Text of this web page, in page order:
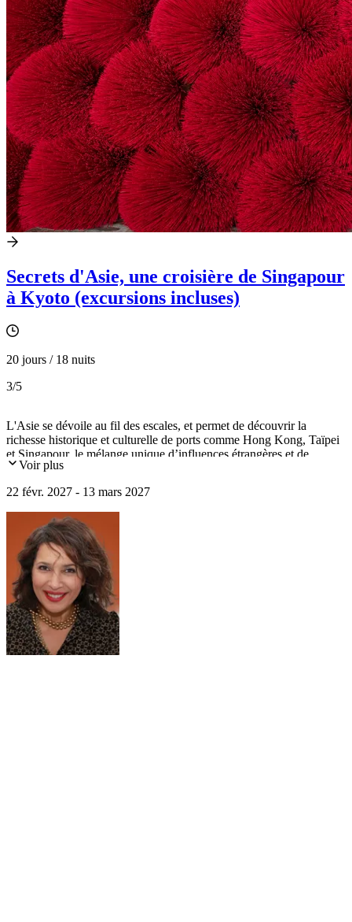
Secrets d'Asie, une croisière de Singapour
à Kyoto (excursions incluses)
20 jours / 18 nuits
3/5
L'Asie se dévoile au fil des escales, et permet de découvrir la
richesse historique et culturelle de ports comme Hong Kong, Taïpei
et Singapour, le mélange unique d’influences étrangères et de
patrimoine préservé au Vietnam, puis le Japon, profondément
croisière qui vous entraine vers des paysages, des architectures et
des cultures qui nourrissent le rêve des voyageurs depuis le XVIIIᵉ
siècle.
Voir plus
22 févr. 2027 - 13 mars 2027